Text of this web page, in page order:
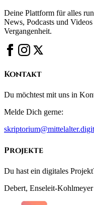
Deine Plattform für alles
News, Podcasts und
Vergangenheit.
Kontakt
Du möchtest mit uns in
Melde Dich gerne:
Projekte
Du hast ein digitales
Debert, Enseleit-